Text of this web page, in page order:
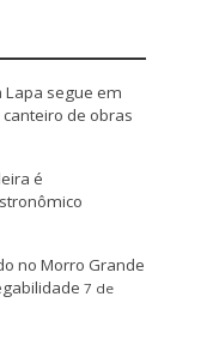
Lapa segue em
de obras
é
no Morro Grande
7 de